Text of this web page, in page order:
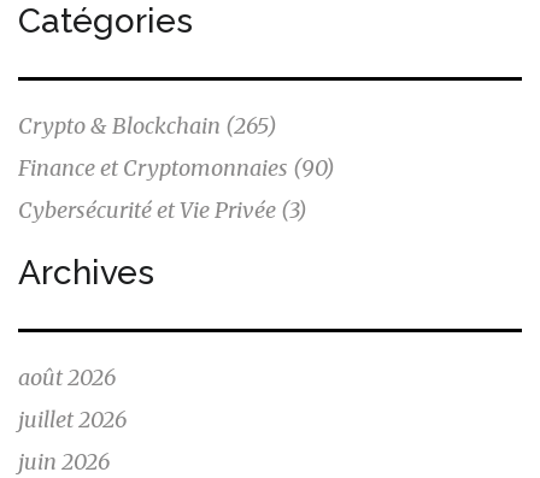
Catégories
Crypto & Blockchain (265)
Finance et Cryptomonnaies (90)
Cybersécurité et Vie Privée (3)
Archives
août 2026
juillet 2026
juin 2026